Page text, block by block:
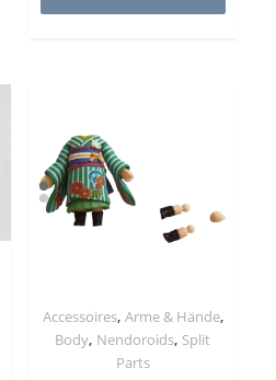
Accessoires, Arme & Hände,
Body, Nendoroids, Split
Parts